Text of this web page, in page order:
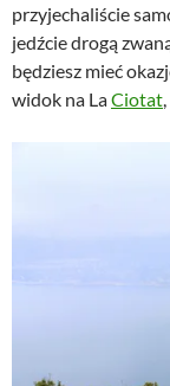
przyjechaliście
jedźcie drogą
będziesz mieć
widok na LaCiotat